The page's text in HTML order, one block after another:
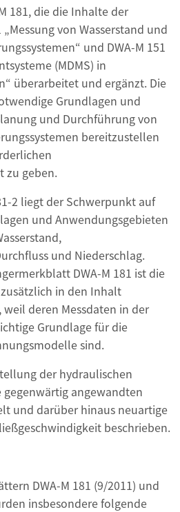
181, die die Inhalte der
von Wasserstand und
und DWA-M 151
(MDMS) in
überarbeitet und ergänzt. Die
Grundlagen und
und Durchführung von
bereitzustellen
zu geben.
2 liegt der Schwerpunkt auf
und Anwendungsgebieten
und Niederschlag.
DWA-M 181 ist die
in den Inhalt
deren Messdaten in der
Grundlage für die
sind.
der hydraulischen
angewandten
und darüber hinaus neuartige
beschrieben.
DWA-M 181 (9/2011) und
insbesondere folgende